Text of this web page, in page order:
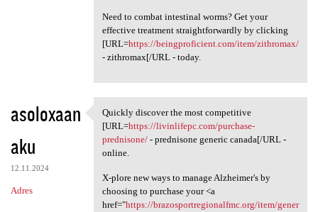
Need to combat intestinal worms? Get your
effective treatment straightforwardly by clicking
[URL=https://beingproficient.com/item/zithromax/
- zithromax[/URL - today.
asoloxaan
aku
12.11.2024
Adres
Quickly discover the most
Quickly discover the most competitive
[URL=https://livinlifepc.com/purchase-
prednisone/- prednisone generic canada[/URL -
online.
X-plore new ways to manage Alzheimer's by
choosing to purchase your <a
href="https://brazosportregionalfmc.org/item/gener